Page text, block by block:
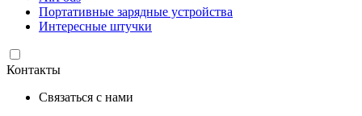
Портативные зарядные устройства
Интересные штучки
Контакты
Связаться с нами